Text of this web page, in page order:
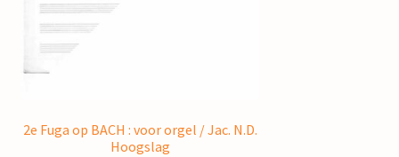
2e Fuga op BACH : voor orgel / Jac. N.D.
Hoogslag